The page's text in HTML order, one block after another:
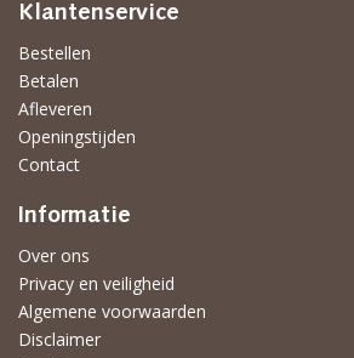
Klantenservice
Bestellen
Betalen
Afleveren
Openingstijden
Contact
Informatie
Over ons
Privacy en veiligheid
Algemene voorwaarden
Disclaimer